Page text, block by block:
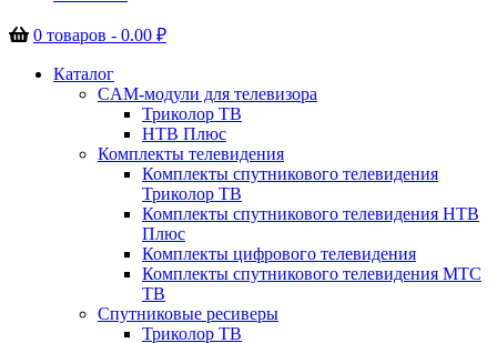
0 товаров - 0.00 ₽
Каталог
CAM-модули для телевизора
Триколор ТВ
НТВ Плюс
Комплекты телевидения
Комплекты спутникового телевидения
Триколор ТВ
Комплекты спутникового телевидения НТВ
Плюс
Комплекты цифрового телевидения
Комплекты спутникового телевидения МТС
ТВ
Спутниковые ресиверы
Триколор ТВ